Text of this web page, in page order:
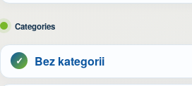
Categories
Bez kategorii